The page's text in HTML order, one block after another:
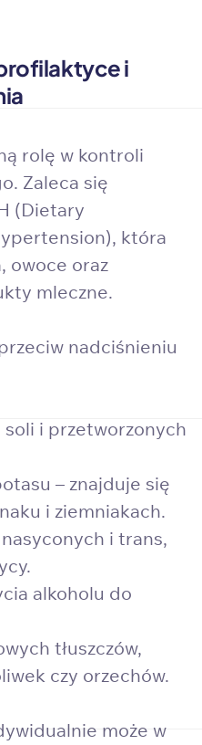
i
rolę w kontroli
Zaleca się
(Dietary
która
owoce oraz
mleczne.
nadciśnieniu
i przetworzonych
– znajduje się
i ziemniakach.
i trans,
alkoholu do
tłuszczów,
czy orzechów.
może w